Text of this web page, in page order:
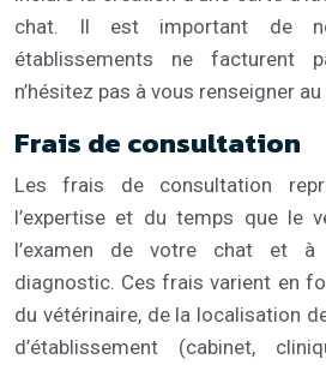
chat. Il est important de
établissements ne facturent
n’hésitez pas à vous renseigner au
Frais de consultation
Les frais de consultation
l’expertise et du temps que le
l’examen de votre chat et à
diagnostic. Ces frais varient en
du vétérinaire, de la localisation
d’établissement (cabinet,